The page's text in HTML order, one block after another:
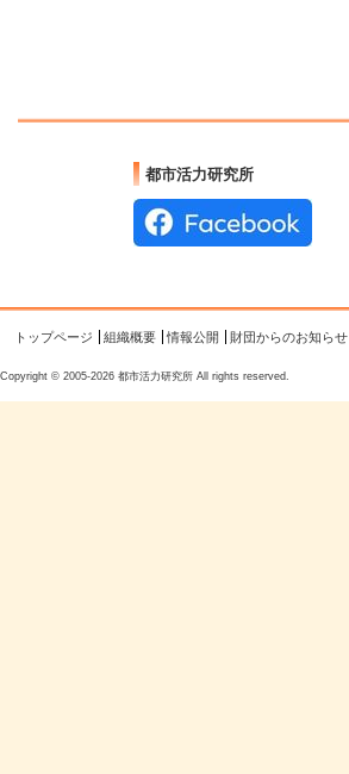
都市活力研究所
トップページ 組織概要 情報公開 財団からのお知らせ
Copyright © 2005-2026 都市活力研究所 All rights reserved.